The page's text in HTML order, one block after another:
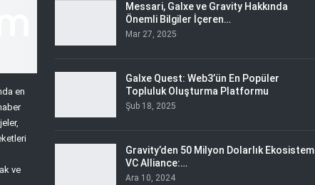
en
ve
Messari, Galxe ve Gravity Hakkında
Önemli Bilgiler İçeren…
Mar 27, 2025
Galxe Quest: Web3’ün En Popüler
Topluluk Oluşturma Platformu
Şub 18, 2025
Gravity’den 50 Milyon Dolarlık Ekosistem
VC Alliance:…
Ara 10, 2024